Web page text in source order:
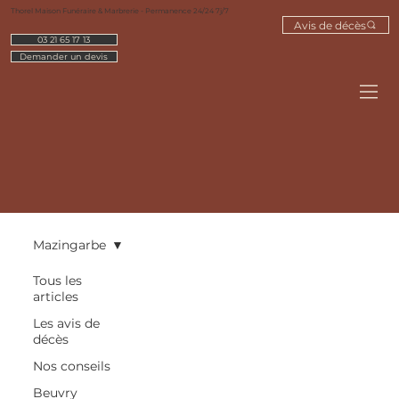
Avis de décès
Thorel Maison Funéraire & Marbrerie - Permanence 24/24 7j/7
03 21 65 17 13
Demander un devis
Tous les
articles
Les avis de
décès
Nos conseils
Beuvry
Mazingarbe